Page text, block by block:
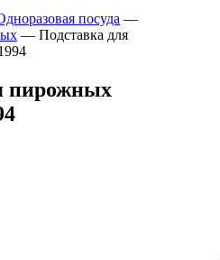
посуда —
— Подставка для
пирожных